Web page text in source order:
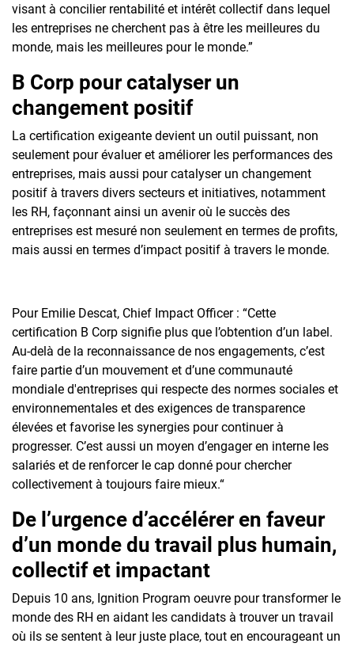
visant à concilier rentabilité et intérêt collectif dans lequel
les entreprises ne cherchent pas à être les meilleures du
monde, mais les meilleures pour le monde.”
B Corp pour catalyser un
changement positif
La certification exigeante devient un outil puissant, non
seulement pour évaluer et améliorer les performances des
entreprises, mais aussi pour catalyser un changement
positif à travers divers secteurs et initiatives, notamment
les RH, façonnant ainsi un avenir où le succès des
entreprises est mesuré non seulement en termes de profits,
mais aussi en termes d’impact positif à travers le monde.
Pour Emilie Descat, Chief Impact Officer : “Cette
certification B Corp signifie plus que l’obtention d’un label.
Au-delà de la reconnaissance de nos engagements, c’est
faire partie d’un mouvement et d’une communauté
mondiale d'entreprises qui respecte des normes sociales et
environnementales et des exigences de transparence
élevées et favorise les synergies pour continuer à
progresser. C’est aussi un moyen d’engager en interne les
salariés et de renforcer le cap donné pour chercher
collectivement à toujours faire mieux.“
De l’urgence d’accélérer en faveur
d’un monde du travail plus humain,
collectif et impactant
Depuis 10 ans, Ignition Program oeuvre pour transformer le
monde des RH en aidant les candidats à trouver un travail
où ils se sentent à leur juste place, tout en encourageant un